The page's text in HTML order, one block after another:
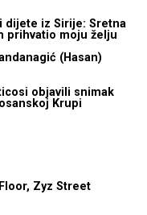
dijete iz Sirije: Sretna
prihvatio moju želju
(Hasan)
objavili snimak
Krupi
Zyz Street